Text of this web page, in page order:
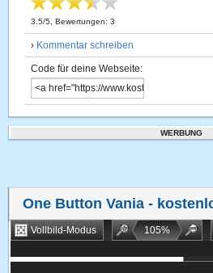
3.5/5 , Bewertungen:3
› Kommentar schreiben
Code für deine Webseite:
WERBUNG
One Button Vania -
Vollbild-Modus 105%